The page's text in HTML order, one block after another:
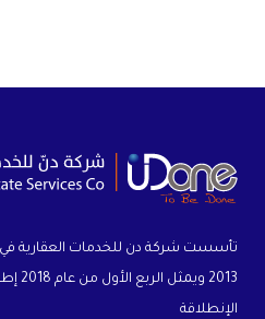
تأسست شركة دن للخدمات العقارية في
2013
الإنطلاقة